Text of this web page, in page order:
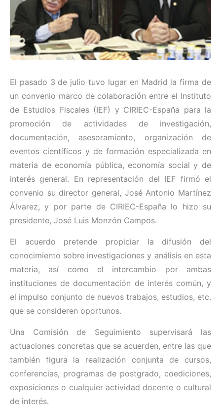
El pasado 3 de julio tuvo lugar en Madrid la firma de
un convenio marco de colaboración entre el Instituto
de Estudios Fiscales (IEF) y CIRIEC-España para la
promoción de actividades de investigación,
documentación, asesoramiento, organización de
eventos científicos y de formación especializada en
materia de economía pública, economía social y de
interés general. En representación del IEF firmó el
convenio su director general, José Antonio Martínez
Álvarez, y por parte de CIRIEC-España lo hizo su
presidente, José Luis Monzón Campos.
El acuerdo pretende propiciar la difusión del
conocimiento sobre investigaciones y análisis en esta
materia, así como el intercambio por ambas
instituciones de documentación de interés común, y
el impulso conjunto de nuevos trabajos, estudios, etc.
que se consideren oportunos.
Una Comisión de Seguimiento supervisará las
actuaciones concretas que se acuerden, entre las que
también figura la realización conjunta de cursos,
conferencias, programas de postgrado, coediciones,
exposiciones o cualquier actividad docente o cultural
de interés.